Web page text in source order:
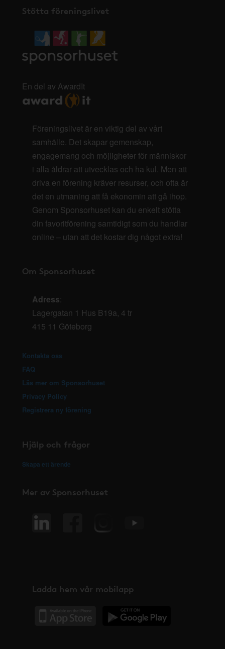
Stötta föreningslivet
En del av AwardIt
Föreningslivet är en viktig del av vårt
samhälle. Det skapar gemenskap,
engagemang och möjligheter för människor
i alla åldrar att utvecklas och ha kul. Men att
driva en förening kräver resurser, och ofta är
det en utmaning att få ekonomin att gå ihop.
Genom Sponsorhuset kan du enkelt stötta
din favoritförening samtidigt som du handlar
online – utan att det kostar dig något extra!
Om Sponsorhuset
Adress:
Lagergatan 1 Hus B19a, 4 tr
415 11 Göteborg
Kontakta oss
FAQ
Läs mer om Sponsorhuset
Privacy Policy
Registrera ny förening
Hjälp och frågor
Skapa ett ärende
Mer av Sponsorhuset
Ladda hem vår mobilapp